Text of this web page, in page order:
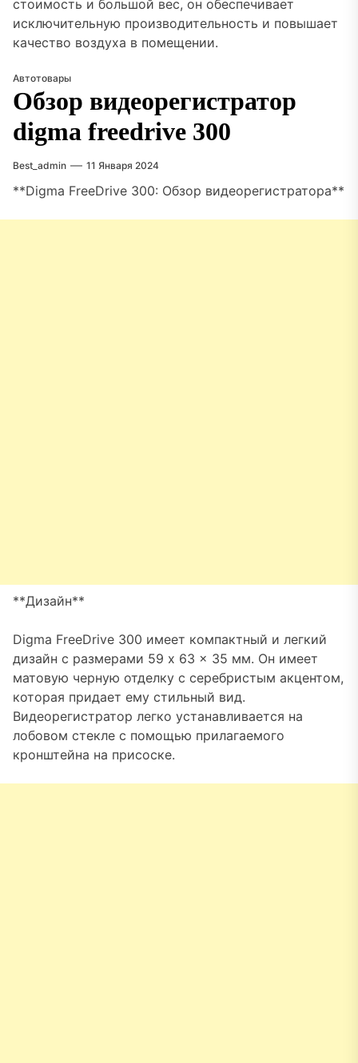
стоимость и большой вес, он обеспечивает
исключительную производительность и повышает
качество воздуха в помещении.
Автотовары
Обзор видеорегистратор
digma freedrive 300
Best_admin 11 Января 2024
**Digma FreeDrive 300: Обзор видеорегистратора**
**Дизайн**
Digma FreeDrive 300 имеет компактный и легкий
дизайн с размерами 59 x 63 x 35 мм. Он имеет
матовую черную отделку с серебристым акцентом,
которая придает ему стильный вид.
Видеорегистратор легко устанавливается на
лобовом стекле с помощью прилагаемого
кронштейна на присоске.